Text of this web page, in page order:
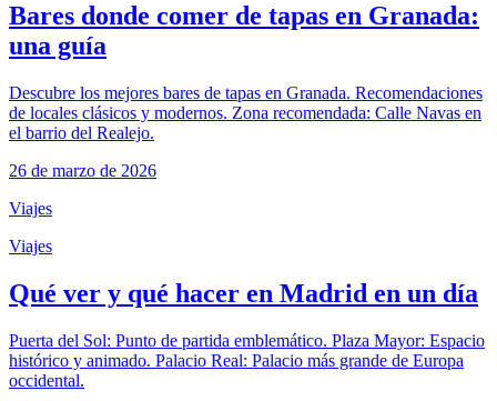
Bares donde comer de tapas en Granada:
una guía
Descubre los mejores bares de tapas en Granada. Recomendaciones
de locales clásicos y modernos. Zona recomendada: Calle Navas en
el barrio del Realejo.
26 de marzo de 2026
Viajes
Viajes
Qué ver y qué hacer en Madrid en un día
Puerta del Sol: Punto de partida emblemático. Plaza Mayor: Espacio
histórico y animado. Palacio Real: Palacio más grande de Europa
occidental.